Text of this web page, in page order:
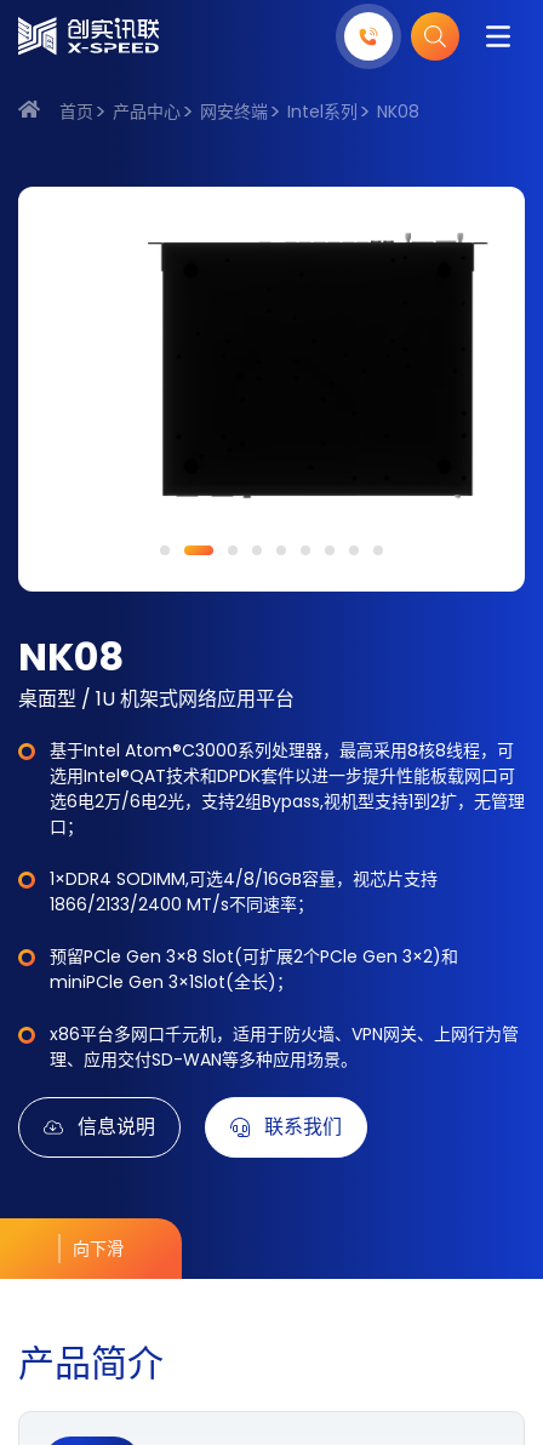
首页 产品中心 网安终端 Intel系列 NK08
NK08
桌面型 / 1U 机架式网络应用平台
基于Intel Atom®C3000系列处理器，最高采用8核8线程，可
选用Intel®QAT技术和DPDK套件以进一步提升性能板载网口可
选6电2万/6电2光，支持2组Bypass,视机型支持1到2扩，无管理
口；
1×DDR4 SODIMM,可选4/8/16GB容量，视芯片支持
1866/2133/2400 MT/s不同速率；
预留PCle Gen 3×8 Slot(可扩展2个PCle Gen 3×2)和
miniPCle Gen 3×1Slot(全长)；
x86平台多网口千元机，适用于防火墙、VPN网关、上网行为管
理、应用交付SD-WAN等多种应用场景。
信息说明 联系我们
向下滑
产品简介